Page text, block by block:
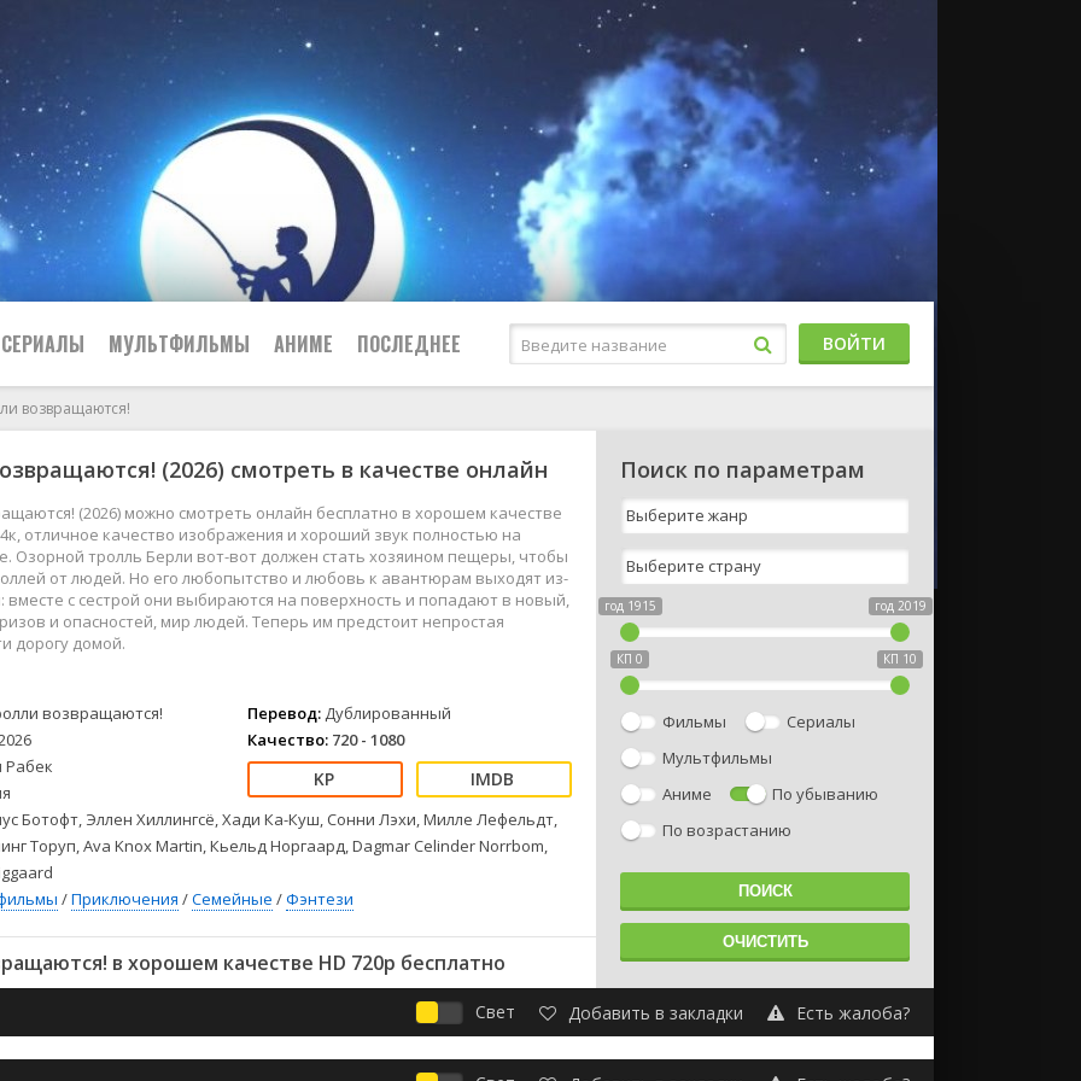
Боевики
Военные
Детективы
Детские
Драмы
Комедии
Мелодрамы
Приключения
Семейные
Спорт
Триллеры
СЕРИАЛЫ МУЛЬТФИЛЬМЫ АНИМЕ ПОСЛЕДНЕЕ
2024
2023
2022
2021
Зарубежные
Фильмы из соцетей
ВОЙТИ
возвращаются!
(2026) смотреть в качестве онлайн
(2026) можно смотреть онлайн бесплатно в хорошем качестве
4к, отличное качество изображения и хороший звук полностью на
Озорной тролль Берли вот-вот должен стать хозяином пещеры, чтобы
от людей. Но его любопытство и любовь к авантюрам выходят из-
вместе с сестрой они выбираются на поверхность и попадают в новый,
и опасностей, мир людей. Теперь им предстоит непростая
дорогу домой.
возвращаются!
Рабек
Перевод: Дублированный
Качество: 720 - 1080
Ботофт, Эллен Хиллингсё, Хади Ка-Куш, Сонни Лэхи, Милле Лефельдт,
Торуп, Ava Knox Martin, Кьельд Норгаард, Dagmar Celinder Norrbom,
/Приключения /Семейные /Фэнтези
в хорошем качестве HD 720p бесплатно
Поиск по параметрам
год 1915 год 2019
КП 0 КП 10
Фильмы
Сериалы
Мультфильмы
Аниме
По убыванию
По возрастанию
Свет Добавить в закладки Есть жалоба?